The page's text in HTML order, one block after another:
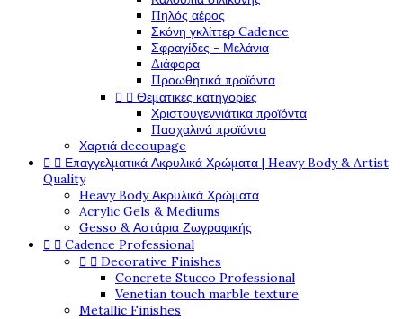
Πηλός αέρος
Σκόνη γκλίττερ Cadence
Σφραγίδες - Μελάνια
Διάφορα
Προωθητικά προϊόντα
  Θεματικές κατηγορίες
Χριστουγεννιάτικα προϊόντα
Πασχαλινά προϊόντα
Χαρτιά decoupage
  Επαγγελματικά Ακρυλικά Χρώματα | Heavy Body & Artist
Quality
Heavy Body Ακρυλικά Χρώματα
Acrylic Gels & Mediums
Gesso & Αστάρια Ζωγραφικής
  Cadence Professional
  Decorative Finishes
Concrete Stucco Professional
Venetian touch marble texture
Metallic Finishes